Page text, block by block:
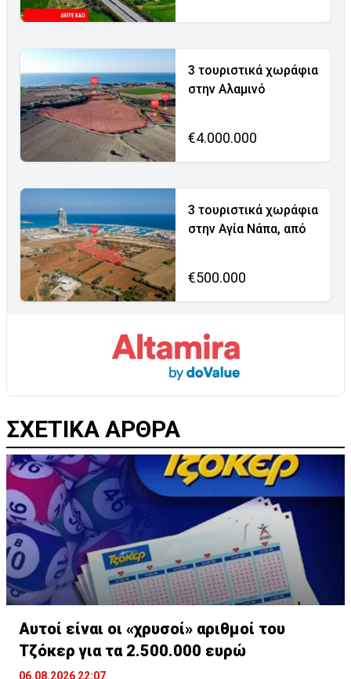
3 τουριστικά χωράφια
στην Αλαμινό
€4.000.000
3 τουριστικά χωράφια
στην Αγία Νάπα, από
€500.000
ΣΧΕΤΙΚΑ ΑΡΘΡΑ
Αυτοί είναι οι «χρυσοί» αριθμοί του
Τζόκερ για τα 2.500.000 ευρώ
06.08.2026 22:07